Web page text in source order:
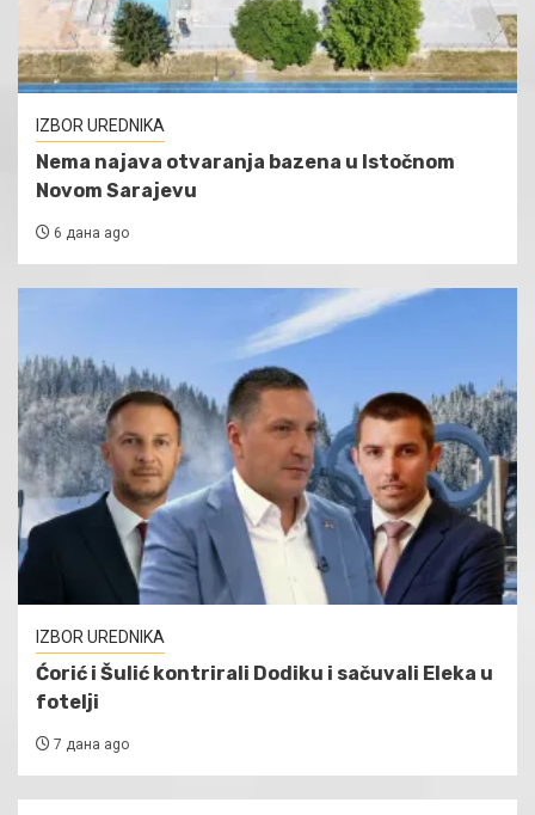
IZBOR UREDNIKA
Nema najava otvaranja bazena u Istočnom
Novom Sarajevu
6 дана ago
IZBOR UREDNIKA
Ćorić i Šulić kontrirali Dodiku i sačuvali Eleka u
fotelji
7 дана ago